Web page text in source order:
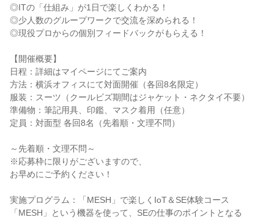
◎ITの「仕組み」が1日で楽しくわかる！
◎少人数のグループワークで交流を深められる！
◎現役プロからの個別フィードバックがもらえる！
【開催概要】
日程：詳細はマイページにてご案内
方法：横浜オフィスにて対面開催（各回8名限定）
服装：スーツ（クールビズ期間はジャケット・ネクタイ不要）
準備物：筆記用具、印鑑、マスク着用（任意）
定員：対面型 各回8名（先着順・文理不問）
～先着順・文理不問～
※応募枠に限りがございますので、
お早めにご予約ください！
実施プログラム：「MESH」で楽しくIoT＆SE体験コース
「MESH」という機器を使って、SEの仕事のポイントとなる